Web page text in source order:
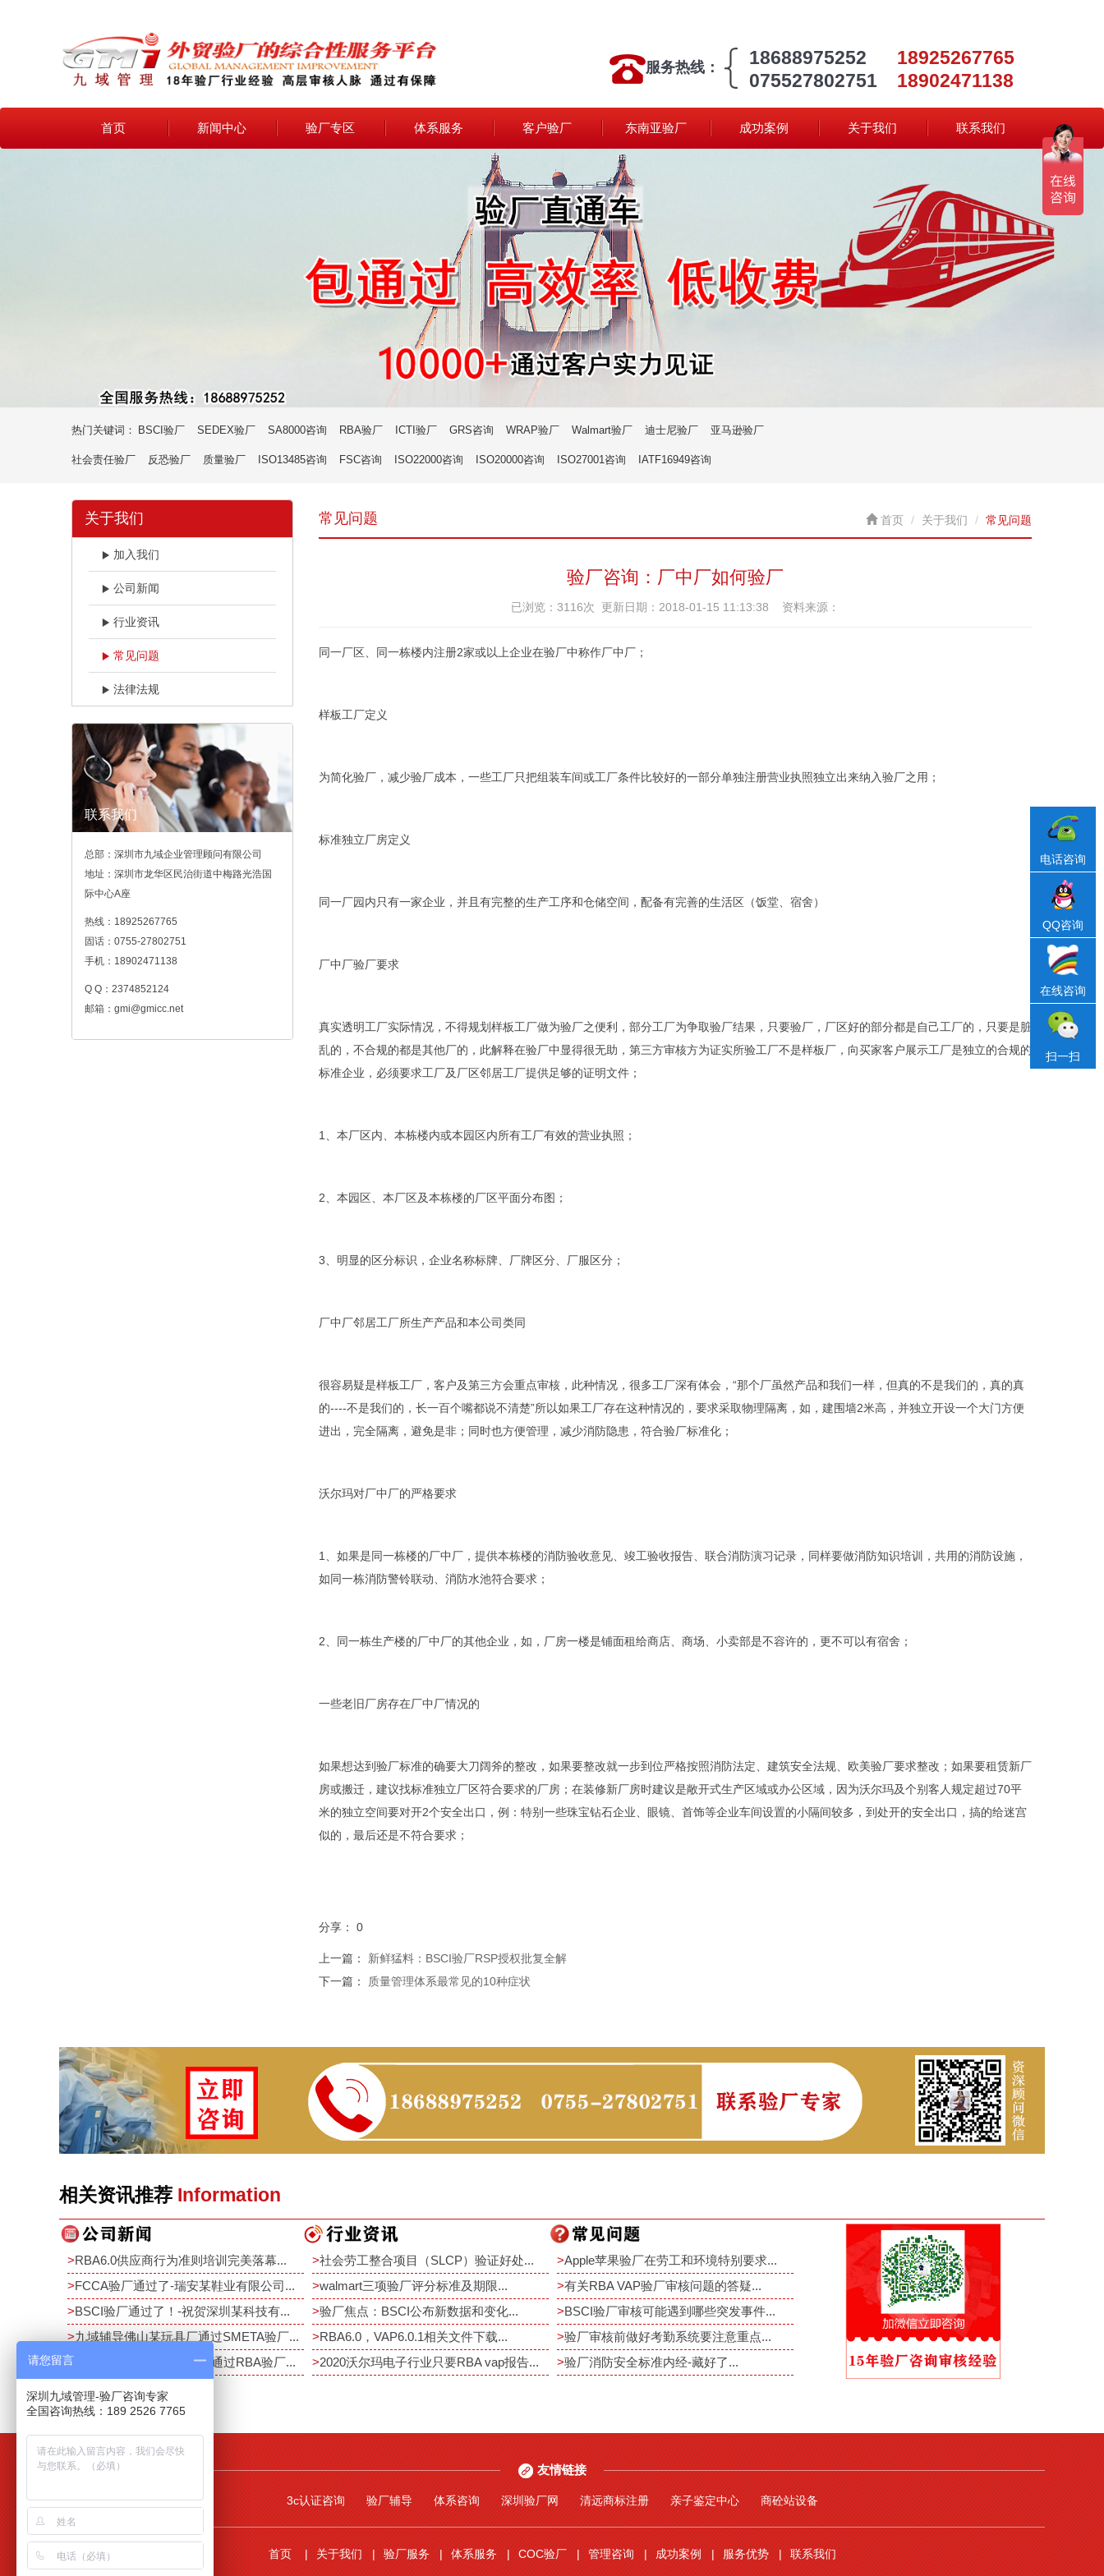
服务热线：
18688975252
075527802751
18925267765
18902471138
首页 新闻中心 验厂专区 体系服务 客户验厂 东南亚验厂 成功案例 关于我们 联系我们
热门关键词： BSCI验厂 SEDEX验厂 SA8000咨询 RBA验厂 ICTI验厂 GRS咨询 WRAP验厂 Walmart验厂 迪士尼验厂 亚马逊验厂
社会责任验厂 反恐验厂 质量验厂 ISO13485咨询 FSC咨询 ISO22000咨询 ISO20000咨询 ISO27001咨询 IATF16949咨询
关于我们
加入我们
公司新闻
行业资讯
常见问题
法律法规
联系我们
总部：深圳市九域企业管理顾问有限公司
地址：深圳市龙华区民治街道中梅路光浩国
际中心A座
热线：18925267765
固话：0755-27802751
手机：18902471138
Q Q：2374852124
邮箱：gmi@gmicc.net
常见问题 首页 关于我们 常见问题
验厂咨询：厂中厂如何验厂
已浏览：3116次 更新日期：2018-01-15 11:13:38 资料来源：
同一厂区、同一栋楼内注册2家或以上企业在验厂中称作厂中厂；
样板工厂定义
为简化验厂，减少验厂成本，一些工厂只把组装车间或工厂条件比较好的一部分单独注册营业执照独立出来纳入验厂之用；
标准独立厂房定义
同一厂园内只有一家企业，并且有完整的生产工序和仓储空间，配备有完善的生活区（饭堂、宿舍）
厂中厂验厂要求
真实透明工厂实际情况，不得规划样板工厂做为验厂之便利，部分工厂为争取验厂结果，只要验厂，厂区好的部分都是自己工厂的，只要是脏
乱的，不合规的都是其他厂的，此解释在验厂中显得很无助，第三方审核方为证实所验工厂不是样板厂，向买家客户展示工厂是独立的合规的
标准企业，必须要求工厂及厂区邻居工厂提供足够的证明文件；
1、本厂区内、本栋楼内或本园区内所有工厂有效的营业执照；
2、本园区、本厂区及本栋楼的厂区平面分布图；
3、明显的区分标识，企业名称标牌、厂牌区分、厂服区分；
厂中厂邻居工厂所生产产品和本公司类同
很容易疑是样板工厂，客户及第三方会重点审核，此种情况，很多工厂深有体会，“那个厂虽然产品和我们一样，但真的不是我们的，真的真
的----不是我们的，长一百个嘴都说不清楚”所以如果工厂存在这种情况的，要求采取物理隔离，如，建围墙2米高，并独立开设一个大门方便
进出，完全隔离，避免是非；同时也方便管理，减少消防隐患，符合验厂标准化；
沃尔玛对厂中厂的严格要求
1、如果是同一栋楼的厂中厂，提供本栋楼的消防验收意见、竣工验收报告、联合消防演习记录，同样要做消防知识培训，共用的消防设施，
如同一栋消防警铃联动、消防水池符合要求；
2、同一栋生产楼的厂中厂的其他企业，如，厂房一楼是铺面租给商店、商场、小卖部是不容许的，更不可以有宿舍；
一些老旧厂房存在厂中厂情况的
如果想达到验厂标准的确要大刀阔斧的整改，如果要整改就一步到位严格按照消防法定、建筑安全法规、欧美验厂要求整改；如果要租赁新厂
房或搬迁，建议找标准独立厂区符合要求的厂房；在装修新厂房时建议是敞开式生产区域或办公区域，因为沃尔玛及个别客人规定超过70平
米的独立空间要对开2个安全出口，例：特别一些珠宝钻石企业、眼镜、首饰等企业车间设置的小隔间较多，到处开的安全出口，搞的给迷宫
似的，最后还是不符合要求；
分享： 0
上一篇：
新鲜猛料：BSCI验厂RSP授权批复全解
下一篇：
质量管理体系最常见的10种症状
相关资讯推荐 Information
>RBA6.0供应商行为准则培训完美落幕...
>FCCA验厂通过了-瑞安某鞋业有限公司...
>BSCI验厂通过了！-祝贺深圳某科技有...
>九域辅导佛山某玩具厂通过SMETA验厂...
>
恭祝深圳某电子厂10月中通过RBA验厂...
>社会劳工整合项目（SLCP）验证好处...
>walmart三项验厂评分标准及期限...
>验厂焦点：BSCI公布新数据和变化...
>RBA6.0，VAP6.0.1相关文件下载...
>2020沃尔玛电子行业只要RBA vap报告...
>Apple苹果验厂在劳工和环境特别要求...
>有关RBA VAP验厂审核问题的答疑...
>BSCI验厂审核可能遇到哪些突发事件...
>验厂审核前做好考勤系统要注意重点...
>验厂消防安全标准内经-藏好了...
友情链接
3c认证咨询 验厂辅导 体系咨询 深圳验厂网 清远商标注册 亲子鉴定中心 商砼站设备
首页 关于我们 验厂服务 体系服务 COC验厂 管理咨询 成功案例 服务优势 联系我们
电话咨询
QQ咨询
在线咨询
扫一扫
请您留言
深圳九域管理-验厂咨询专家
全国咨询热线：189 2526 7765